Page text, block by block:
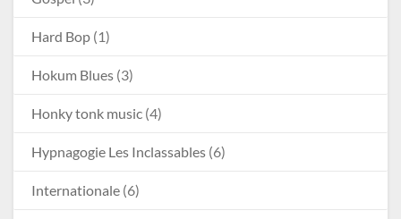
Hard Bop (1)
Hokum Blues (3)
Honky tonk music (4)
Hypnagogie Les Inclassables (6)
Internationale (6)